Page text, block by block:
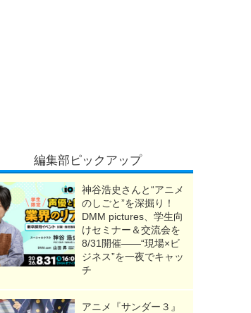
編集部ピックアップ
神谷浩史さんと“アニメ
のしごと”を深掘り！
DMM pictures、学生向
けセミナー＆交流会を
8/31開催――“現場×ビ
ジネス”を一夜でキャッ
チ
アニメ『サンダー３』